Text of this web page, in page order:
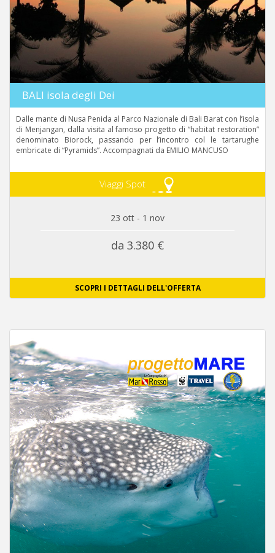
BALI isola degli Dei
Dalle mante di Nusa Penida al Parco Nazionale di Bali Barat con l’isola
di Menjangan, dalla visita al famoso progetto di “habitat restoration”
denominato Biorock, passando per l’incontro col le tartarughe
embricate di “Pyramids”. Accompagnati da EMILIO MANCUSO
Viaggi Spot
23 ott - 1 nov
da 3.380 €
SCOPRI I DETTAGLI DELL'OFFERTA